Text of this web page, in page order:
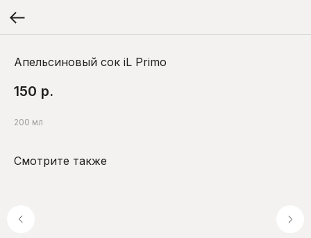
Апельсиновый сок iL Primo
150 р.
200 мл
Смотрите также